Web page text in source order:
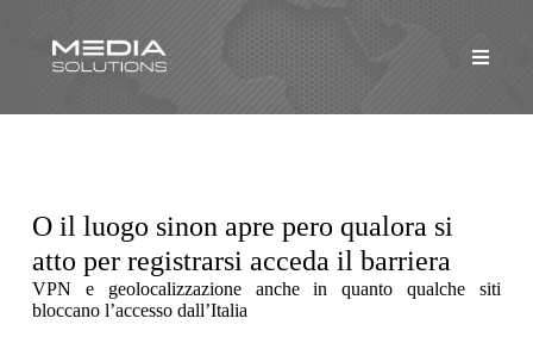
O il luogo sinon apre pero qualora si
atto per registrarsi acceda il barriera
VPN e geolocalizzazione anche in quanto qualche siti
bloccano l’accesso dall’Italia